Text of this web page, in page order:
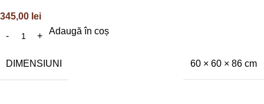
345,00 lei
Adaugă în coș
DIMENSIUNI 60 × 60 × 86 cm